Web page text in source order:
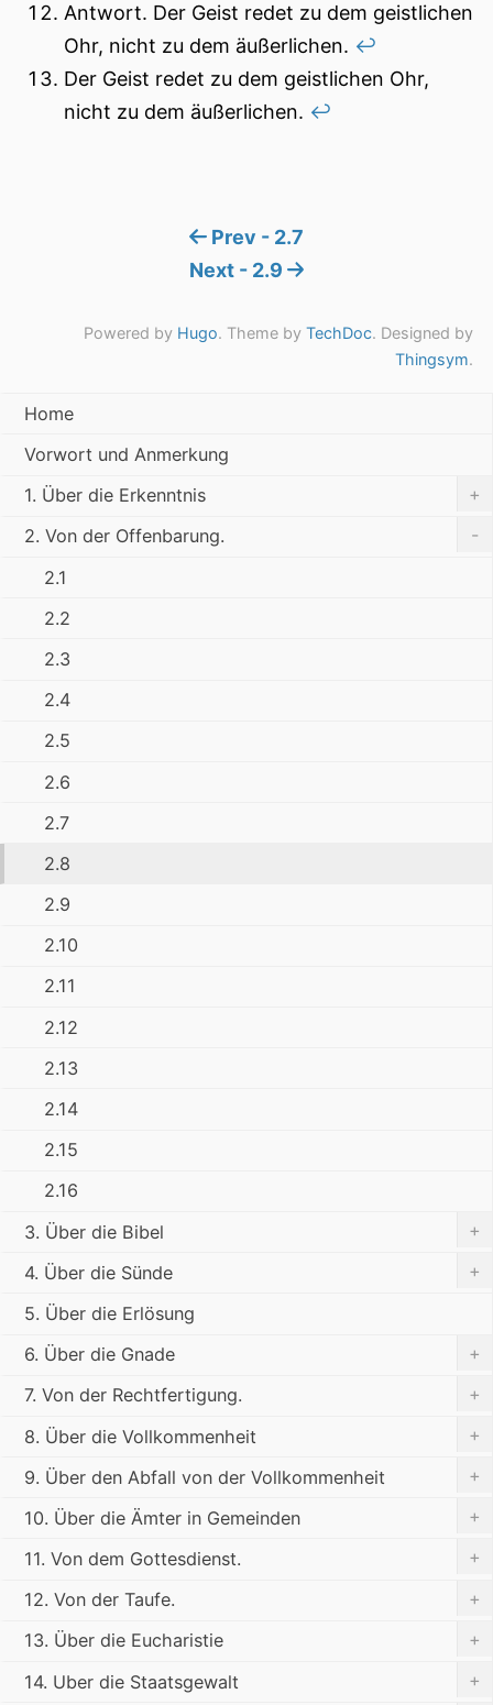
Antwort. Der Geist redet zu dem geistlichen
Ohr, nicht zu dem äußerlichen. ↩︎
Der Geist redet zu dem geistlichen Ohr,
nicht zu dem äußerlichen. ↩︎
Prev - 2.7
Next - 2.9
Powered by Hugo. Theme by TechDoc. Designed by
Thingsym.
Home
Vorwort und Anmerkung
1. Über die Erkenntnis
+
2. Von der Offenbarung.
-
2.1
2.2
2.3
2.4
2.5
2.6
2.7
2.8
2.9
2.10
2.11
2.12
2.13
2.14
2.15
2.16
3. Über die Bibel
+
4. Über die Sünde
+
5. Über die Erlösung
6. Über die Gnade
+
7. Von der Rechtfertigung.
+
8. Über die Vollkommenheit
+
9. Über den Abfall von der Vollkommenheit
+
10. Über die Ämter in Gemeinden
+
11. Von dem Gottesdienst.
+
12. Von der Taufe.
+
13. Über die Eucharistie
+
14. Uber die Staatsgewalt
+